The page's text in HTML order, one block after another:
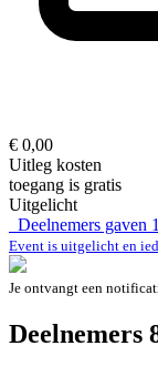
€ 0,00
Uitleg kosten
toegang is gratis
Uitgelicht
Deelnemers gaven
Event is uitgelicht en
Je ontvangt een
Deelnemers